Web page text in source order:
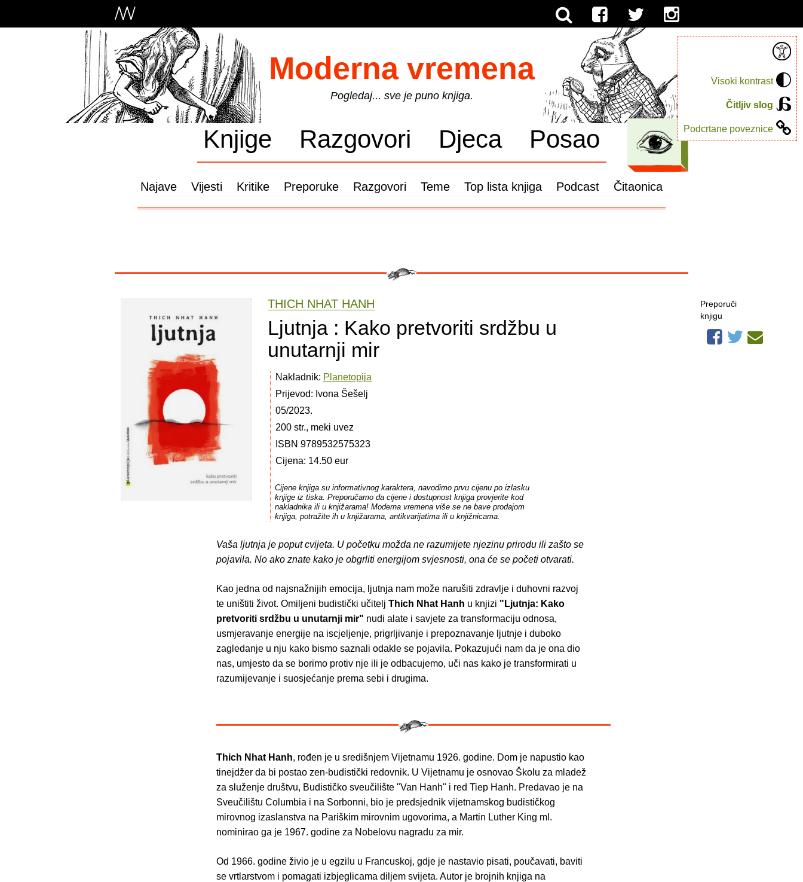
Visoki kontrast
Čitljiv slog
Podcrtane poveznice
Moderna vremena
Pogledaj... sve je puno knjiga.
Knjige Razgovori Djeca Posao
Najave Vijesti Kritike Preporuke Razgovori Teme Top lista knjiga Podcast Čitaonica
THICH NHAT HANH
Ljutnja : Kako pretvoriti srdžbu u
unutarnji mir
Nakladnik: Planetopija
Prijevod: Ivona Šešelj
05/2023.
200 str., meki uvez
ISBN 9789532575323
Cijena: 14.50 eur
Cijene knjiga su informativnog karaktera, navodimo prvu cijenu po izlasku
knjige iz tiska. Preporučamo da cijene i dostupnost knjiga provjerite kod
nakladnika ili u knjižarama! Moderna vremena više se ne bave prodajom
knjiga, potražite ih u knjižarama, antikvarijatima ili u knjižnicama.
Vaša ljutnja je poput cvijeta. U početku možda ne razumijete njezinu prirodu ili zašto se
pojavila. No ako znate kako je obgrliti energijom svjesnosti, ona će se početi otvarati.
Kao jedna od najsnažnijih emocija, ljutnja nam može narušiti zdravlje i duhovni razvoj
te uništiti život. Omiljeni budistički učitelj Thich Nhat Hanh u knjizi "Ljutnja: Kako
pretvoriti srdžbu u unutarnji mir" nudi alate i savjete za transformaciju odnosa,
usmjeravanje energije na iscjeljenje, prigrljivanje i prepoznavanje ljutnje i duboko
zagledanje u nju kako bismo saznali odakle se pojavila. Pokazujući nam da je ona dio
nas, umjesto da se borimo protiv nje ili je odbacujemo, uči nas kako je transformirati u
razumijevanje i suosjećanje prema sebi i drugima.
Thich Nhat Hanh, rođen je u središnjem Vijetnamu 1926. godine. Dom je napustio kao
tinejdžer da bi postao zen-budistički redovnik. U Vijetnamu je osnovao Školu za mladež
za služenje društvu, Budističko sveučilište "Van Hanh" i red Tiep Hanh. Predavao je na
Sveučilištu Columbia i na Sorbonni, bio je predsjednik vijetnamskog budističkog
mirovnog izaslanstva na Pariškim mirovnim ugovorima, a Martin Luther King ml.
nominirao ga je 1967. godine za Nobelovu nagradu za mir.
Od 1966. godine živio je u egzilu u Francuskoj, gdje je nastavio pisati, poučavati, baviti
se vrtlarstvom i pomagati izbjeglicama diljem svijeta. Autor je brojnih knjiga na
Preporuči
knjigu